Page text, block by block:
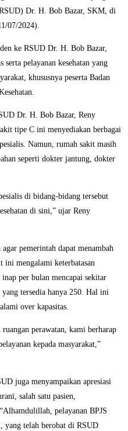
Dr. H. Bob Bazar, SKM, di
07/2024).
ke RSUD Dr. H. Bob Bazar,
pelayanan kesehatan yang
khususnya peserta Badan
Dr. H. Bob Bazar, Reny
tipe C ini menyediakan berbagai
Namun, rumah sakit masih
seperti dokter jantung, dokter
di bidang-bidang tersebut
di sini,” ujar Reny
pemerintah dapat menambah
ini mengalami keterbatasan
per bulan mencapai sekitar
tersedia hanya 250. Hal ini
over kapasitas.
perawatan, kami berharap
kepada masyarakat,”
juga menyampaikan apresiasi
salah satu pasien,
pelayanan BPJS
yang telah berobat di RSUD